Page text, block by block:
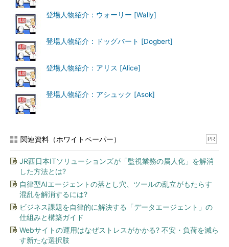
登場人物紹介：ウォーリー [Wally]
登場人物紹介：ドッグバート [Dogbert]
登場人物紹介：アリス [Alice]
登場人物紹介：アシュック [Asok]
関連資料（ホワイトペーパー） PR
JR西日本ITソリューションズが「監視業務の属人化」を解消
した方法とは?
自律型AIエージェントの落とし穴、ツールの乱立がもたらす
混乱を解消するには?
ビジネス課題を自律的に解決する「データエージェント」の
仕組みと構築ガイド
Webサイトの運用はなぜストレスがかかる? 不安・負荷を減ら
す新たな選択肢